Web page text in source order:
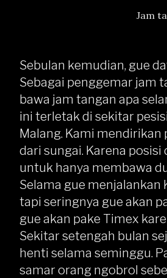
Jam
Sebulan kemudian, gue
Sebagai penggemar jam
bawa jam tangan apa
ini terletak di sekitar
Malang. Kami
dari sungai. Karena
untuk hanya membawa
Selama gue menjalankan
tapi seringnya gue akan
gue akan pake Timex
Sekitar setengah bulan
henti selama seminggu.
samar orang ngobrol